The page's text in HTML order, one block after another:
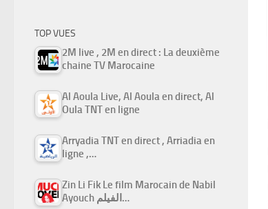
TOP VUES
2M live , 2M en direct : La deuxième
chaine TV Marocaine
Al Aoula Live, Al Aoula en direct, Al
Oula TNT en ligne
Arryadia TNT en direct , Arriadia en
ligne ,…
Zin Li Fik Le film Marocain de Nabil
Ayouch الفيلم…